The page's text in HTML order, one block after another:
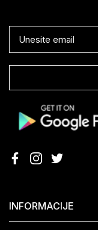
INFORMACIJE